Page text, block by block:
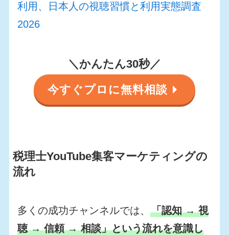
利用、日本人の視聴習慣と利用実態調査
2026
＼かんたん30秒／
今すぐプロに無料相談
税理士YouTube集客マーケティングの
流れ
多くの成功チャンネルでは、「認知 → 視
聴 → 信頼 → 相談」という流れを意識し